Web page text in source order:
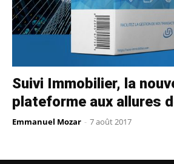
Suivi Immobilier, la
plateforme aux allures
Emmanuel Mozar - 7 août 2017